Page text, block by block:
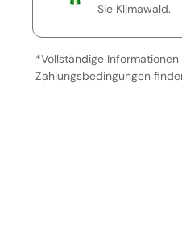
Sie Klimawald.
*Vollständige Informationen
Zahlungsbedingungen